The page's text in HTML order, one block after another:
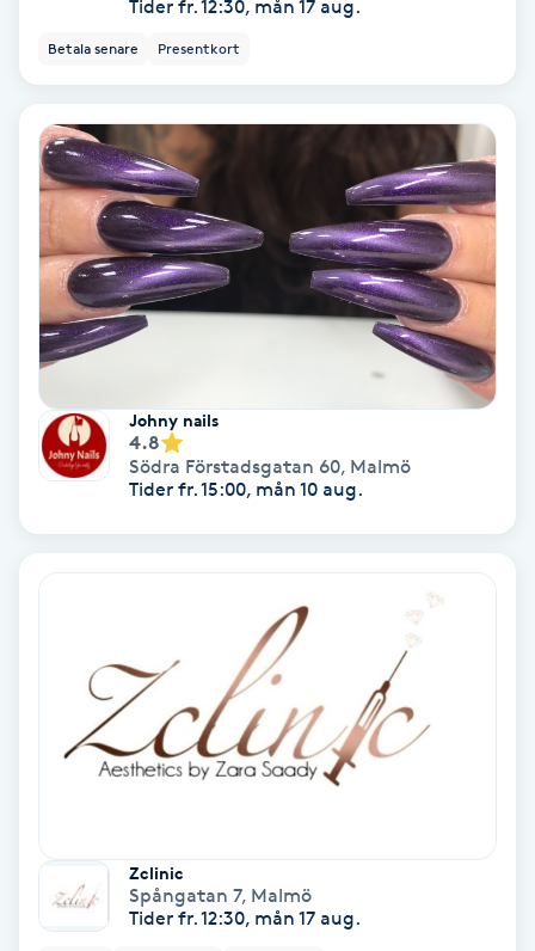
Face framing
Faceliftmassage
Fet hårbotten
Fettreducering
Fibromassage
Fotmassage
Fransfärgning
Tider fr. 12:30, mån 17 aug.
Betala senare Presentkort
Johny nails
4.8
Södra Förstadsgatan 60, Malmö
Tider fr. 15:00, mån 10 aug.
Zclinic
Spångatan 7, Malmö
Tider fr. 12:30, mån 17 aug.